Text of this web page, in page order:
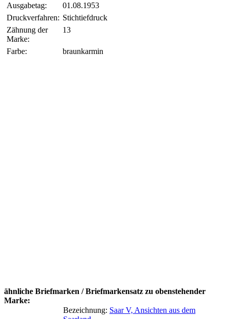
Ausgabetag:
01.08.1953
Druckverfahren: Stichtiefdruck
Zähnung der
Marke:
13
Farbe: braunkarmin
ähnliche Briefmarken / Briefmarkensatz zu obenstehender
Marke:
Bezeichnung: Saar V, Ansichten aus dem